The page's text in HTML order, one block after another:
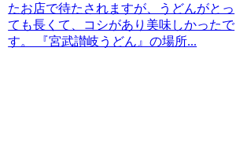
たお店で待たされますが、うどんがとっ
ても長くて、コシがあり美味しかったで
す。 『宮武讃岐うどん』の場所...